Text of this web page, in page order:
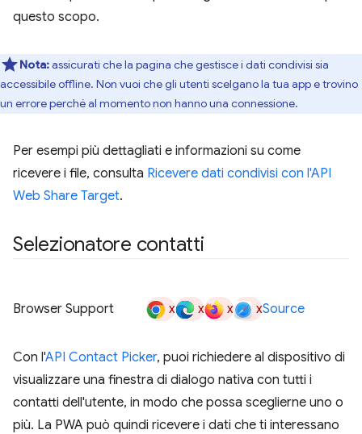
questo scopo.
Nota:assicurati che la pagina che gestisce i dati condivisi sia
accessibile offline. Non vuoi che gli utenti scelgano la tua app e trovino
un errore perché al momento non hanno una connessione.
Per esempi più dettagliati e informazioni su come
ricevere i file, consulta Ricevere dati condivisi con l'API
Web Share Target.
Selezionatore contatti
Browser Support x x x xSource
Con l'API Contact Picker, puoi richiedere al dispositivo di
visualizzare una finestra di dialogo nativa con tutti i
contatti dell'utente, in modo che possa sceglierne uno o
più. La PWA può quindi ricevere i dati che ti interessano